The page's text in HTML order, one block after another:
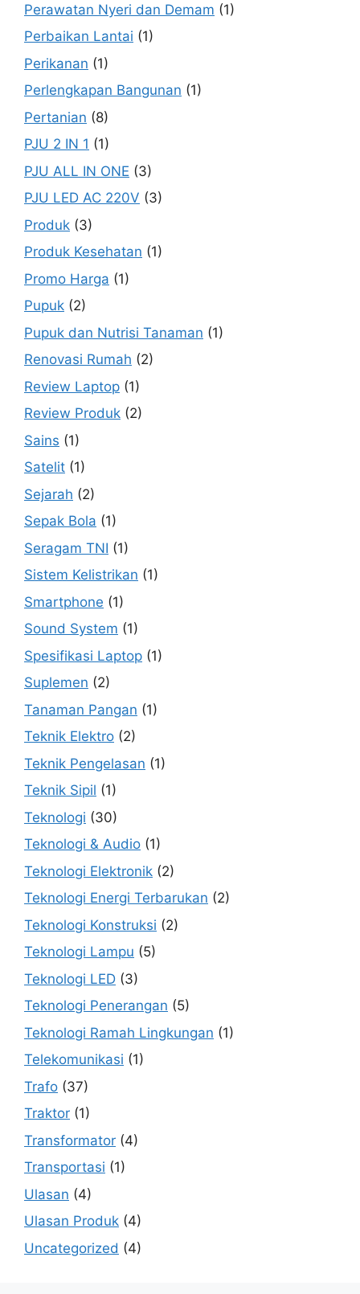
Perawatan Nyeri dan Demam (1)
Perbaikan Lantai (1)
Perikanan (1)
Perlengkapan Bangunan (1)
Pertanian (8)
PJU 2 IN 1 (1)
PJU ALL IN ONE (3)
PJU LED AC 220V (3)
Produk (3)
Produk Kesehatan (1)
Promo Harga (1)
Pupuk (2)
Pupuk dan Nutrisi Tanaman (1)
Renovasi Rumah (2)
Review Laptop (1)
Review Produk (2)
Sains (1)
Satelit (1)
Sejarah (2)
Sepak Bola (1)
Seragam TNI (1)
Sistem Kelistrikan (1)
Smartphone (1)
Sound System (1)
Spesifikasi Laptop (1)
Suplemen (2)
Tanaman Pangan (1)
Teknik Elektro (2)
Teknik Pengelasan (1)
Teknik Sipil (1)
Teknologi (30)
Teknologi & Audio (1)
Teknologi Elektronik (2)
Teknologi Energi Terbarukan (2)
Teknologi Konstruksi (2)
Teknologi Lampu (5)
Teknologi LED (3)
Teknologi Penerangan (5)
Teknologi Ramah Lingkungan (1)
Telekomunikasi (1)
Trafo (37)
Traktor (1)
Transformator (4)
Transportasi (1)
Ulasan (4)
Ulasan Produk (4)
Uncategorized (4)